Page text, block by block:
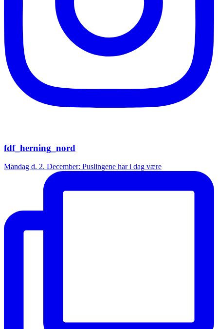
fdf_herning_nord
Mandag d. 2. December: Puslingene har i dag være